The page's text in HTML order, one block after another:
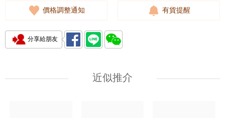
價格調整通知 有貨提醒
分享給朋友
近似推介